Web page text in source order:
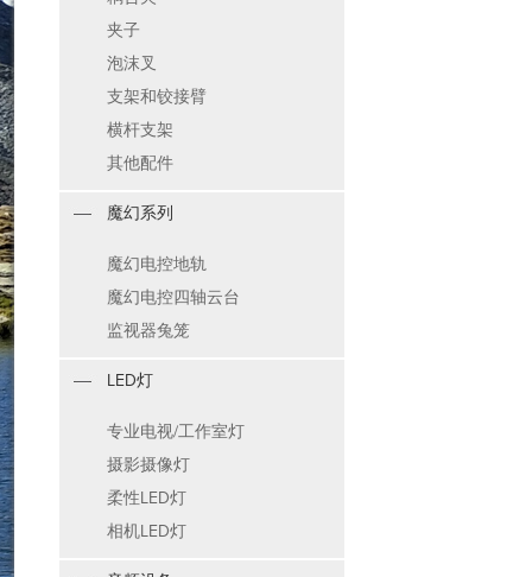
夹子
泡沫叉
支架和铰接臂
横杆支架
其他配件
魔幻系列
魔幻电控地轨
魔幻电控四轴云台
监视器兔笼
LED灯
专业电视/工作室灯
摄影摄像灯
柔性LED灯
相机LED灯